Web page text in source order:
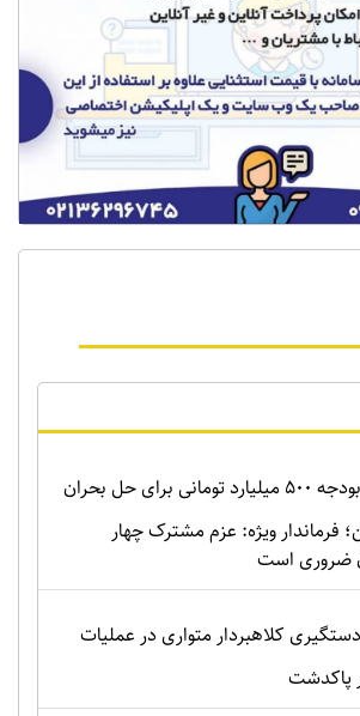
بودجه ۵۰۰ میلیارد تومانی برای حل بحران
فرماندار ویژه: عزم مشترک چهار
ضروری است
دستگیری کلاهبردار متواری در عملیات
پاکدشت